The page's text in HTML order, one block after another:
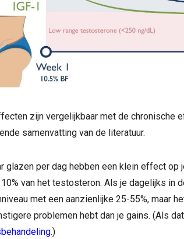
zijn vergelijkbaar met de chronische
samenvatting van de literatuur.
glazen per dag hebben een klein effect op
van het testosteron. Als je dagelijks in
met een aanzienlijke 25-55%, maar
problemen hebt dan je gains. (Als
.)